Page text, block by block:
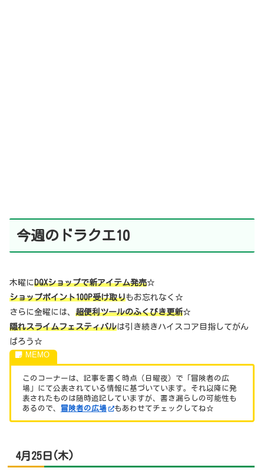
今週のドラクエ10
木曜にDQXショップで新アイテム発売☆
ショップポイント100P受け取りもお忘れなく☆
さらに金曜には、 超便利ツールのふくびき更新☆
隠れスライムフェスティバルは引き続きハイスコア目指してがん
ばろう☆
このコーナーは、記事を書く時点（日曜夜）で「冒険者の広
場」にて公表されている情報に基づいています。それ以降に発
表されたものは随時追記していますが、書き漏らしの可能性も
あるので、 冒険者の広場 もあわせてチェックしてね☆
4月25日(木)